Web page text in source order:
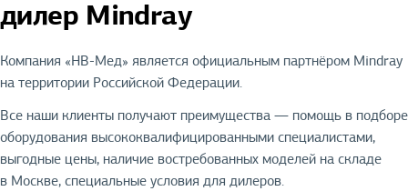
дилер Mindray
Компания «НВ-Мед» является официальным партнёром Mindray
на территории Российской Федерации.
Все наши клиенты получают преимущества — помощь в подборе
оборудования высококвалифицированными специалистами,
выгодные цены, наличие востребованных моделей на складе
в Москве, специальные условия для дилеров.